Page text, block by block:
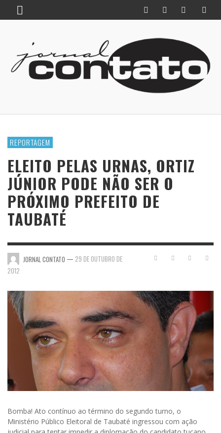
REPORTAGEM
ELEITO PELAS URNAS, ORTIZ
JÚNIOR PODE NÃO SER O
PRÓXIMO PREFEITO DE
TAUBATÉ
JORNAL CONTATO — 29 DE OUTUBRO DE
2012
Bomba! Ato contínuo ao término do segundo turno, o
Ministério Público Eleitoral de Taubaté ingressou com ação